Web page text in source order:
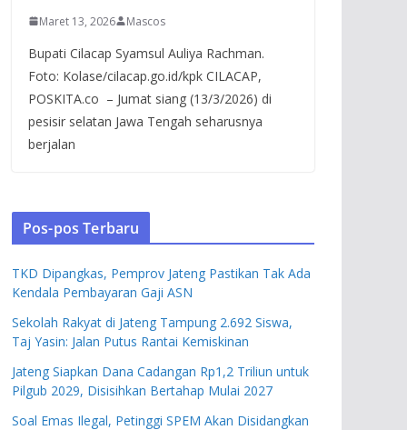
Maret 13, 2026 Mascos
Bupati Cilacap Syamsul Auliya Rachman.
Foto: Kolase/cilacap.go.id/kpk CILACAP,
POSKITA.co – Jumat siang (13/3/2026) di
pesisir selatan Jawa Tengah seharusnya
berjalan
Pos-pos Terbaru
TKD Dipangkas, Pemprov Jateng Pastikan Tak Ada
Kendala Pembayaran Gaji ASN
Sekolah Rakyat di Jateng Tampung 2.692 Siswa,
Taj Yasin: Jalan Putus Rantai Kemiskinan
Jateng Siapkan Dana Cadangan Rp1,2 Triliun untuk
Pilgub 2029, Disisihkan Bertahap Mulai 2027
Soal Emas Ilegal, Petinggi SPEM Akan Disidangkan